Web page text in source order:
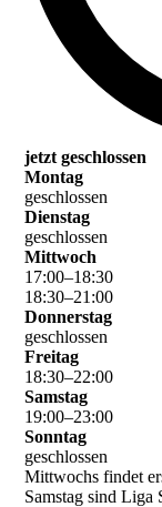
jetzt geschlossen
Montag
geschlossen
Dienstag
geschlossen
Mittwoch
17:00–18:30
18:30–21 :00
Donnerstag
geschlossen
Freitag
18:30–22:00
Samstag
19:00–23:00
Sonntag
geschlossen
Mittwochs findet
Samstag sind Liga